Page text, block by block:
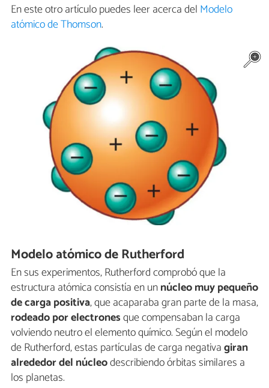
En este otro artículo puedes leer acerca del Modelo
atómico de Thomson.
Modelo atómico de Rutherford
En sus experimentos, Rutherford comprobó que la
estructura atómica consistía en unnúcleo muy pequeño
de carga positiva, que acaparaba gran parte de la masa,
rodeado por electronesque compensaban la carga
volviendo neutro el elemento químico. Según el modelo
de Rutherford, estas partículas de carga negativagiran
alrededor del núcleodescribiendo órbitas similares a
los planetas.